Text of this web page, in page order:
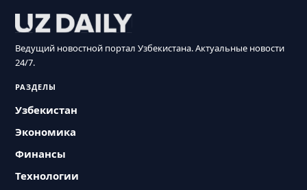
Ведущий новостной портал Узбекистана. Актуальные новости
24/7.
РАЗДЕЛЫ
Узбекистан
Экономика
Финансы
Технологии